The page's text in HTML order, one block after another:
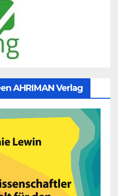
AHRIMAN Verlag